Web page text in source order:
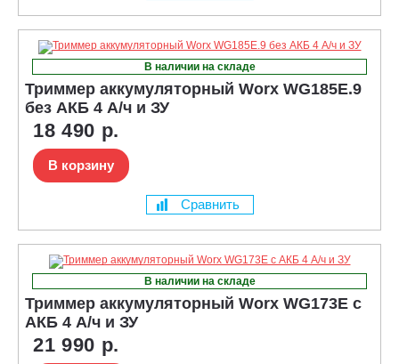
В наличии на складе
Триммер аккумуляторный Worx WG185E.9
без АКБ 4 А/ч и ЗУ
18 490 р.
В корзину
Сравнить
В наличии на складе
Триммер аккумуляторный Worx WG173E с
АКБ 4 А/ч и ЗУ
21 990 р.